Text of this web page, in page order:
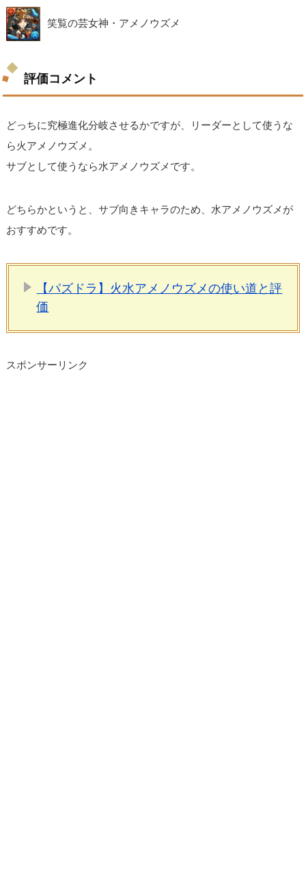
笑覧の芸女神・アメノウズメ
評価コメント
どっちに究極進化分岐させるかですが、リーダーとして使うな
ら火アメノウズメ。
サブとして使うなら水アメノウズメです。
どちらかというと、サブ向きキャラのため、水アメノウズメが
おすすめです。
【パズドラ】火水アメノウズメの使い道と評
価
スポンサーリンク